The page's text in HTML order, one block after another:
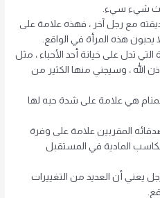
شيء سيء.
مع رجل آخر ، فهذه علامة على
يحبون هذه المرأة في الواقع.
تدل على خيانة أحد الأحباء ، مثل
الله ، وسيجني منها الكثير من
هي علامة على شدة حبه لها
المقربين علامة على وفرة
المادية في المستقبل
يعني أن العديد من التغييرات